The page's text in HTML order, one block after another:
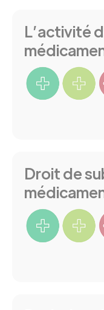
Résultats
L’activité
Droit de